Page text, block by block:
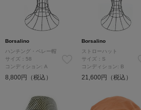
Borsalino
ハンチング・ベレー帽
サイズ：58
コンディション: A
8,800円（税込）
Borsalino
ストローハット
サイズ：S
コンディション: B
21,600円（税込）